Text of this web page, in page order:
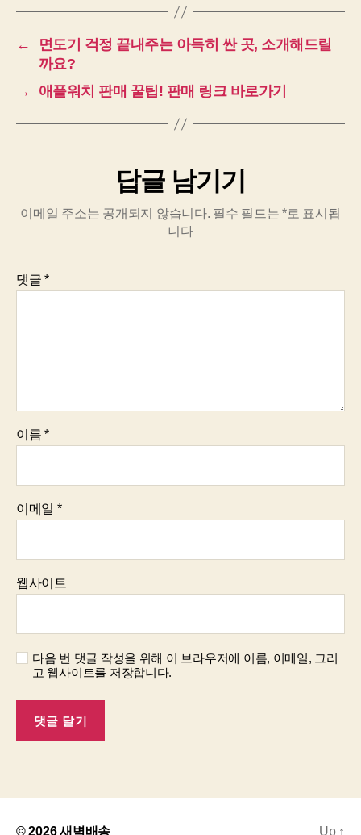
←
면도기 걱정 끝내주는 아득히 싼 곳, 소개해드릴
까요?
→
애플워치 판매 꿀팁! 판매 링크 바로가기
답글 남기기
이메일 주소는 공개되지 않습니다. 필수 필드는*로 표시됩
니다
댓글*
이름*
이메일 *
웹사이트
다음 번 댓글 작성을 위해 이 브라우저에 이름, 이메일, 그리
고 웹사이트를 저장합니다.
© 2026새벽배송 Up ↑